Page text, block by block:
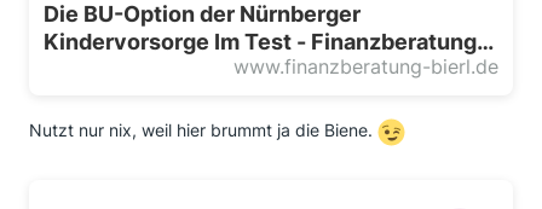
Die BU-Option der Nürnberger
Kindervorsorge Im Test - Finanzberatung
www.finanzberatung-bierl.de
Nutzt nur nix, weil hier brummt ja die Biene.